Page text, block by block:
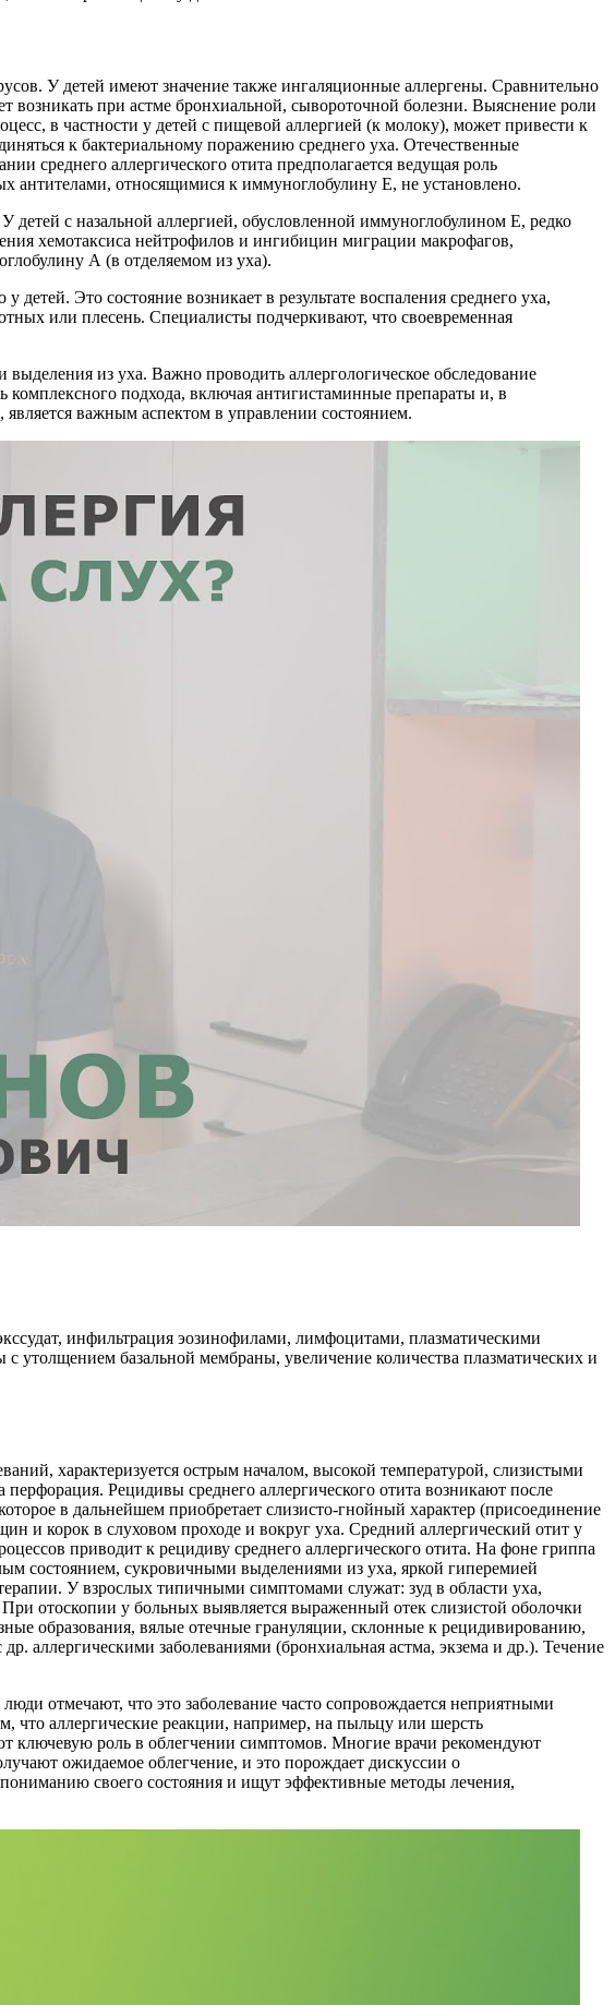
У детей имеют значение также ингаляционные аллергены. Сравнительно
возникать при астме бронхиальной, сывороточной болезни. Выяснение роли
в частности у детей с пищевой аллергией (к молоку), может привести к
к бактериальному поражению среднего уха. Отечественные
среднего аллергического отита предполагается ведущая роль
антителами, относящимися к иммуноглобулину Е, не установлено.
с назальной аллергией, обусловленной иммуноглобулином Е, редко
хемотаксиса нейтрофилов и ингибицин миграции макрофагов,
А (в отделяемом из уха).
Это состояние возникает в результате воспаления среднего уха,
или плесень. Специалисты подчеркивают, что своевременная
из уха. Важно проводить аллергологическое обследование
комплексного подхода, включая антигистаминные препараты и, в
важным аспектом в управлении состоянием.
инфильтрация эозинофилами, лимфоцитами, плазматическими
базальной мембраны, увеличение количества плазматических и
характеризуется острым началом, высокой температурой, слизистыми
Рецидивы среднего аллергического отита возникают после
в дальнейшем приобретает слизисто-гнойный характер (присоединение
и корок в слуховом проходе и вокруг уха. Средний аллергический отит у
приводит к рецидиву среднего аллергического отита. На фоне гриппа
состоянием, сукровичными выделениями из уха, яркой гиперемией
У взрослых типичными симптомами служат: зуд в области уха,
отоскопии у больных выявляется выраженный отек слизистой оболочки
образования, вялые отечные грануляции, склонные к рецидивированию,
аллергическими заболеваниями (бронхиальная астма, экзема и др.). Течение
отмечают, что это заболевание часто сопровождается неприятными
что аллергические реакции, например, на пыльцу или шерсть
ключевую роль в облегчении симптомов. Многие врачи рекомендуют
ожидаемое облегчение, и это порождает дискуссии о
своего состояния и ищут эффективные методы лечения,